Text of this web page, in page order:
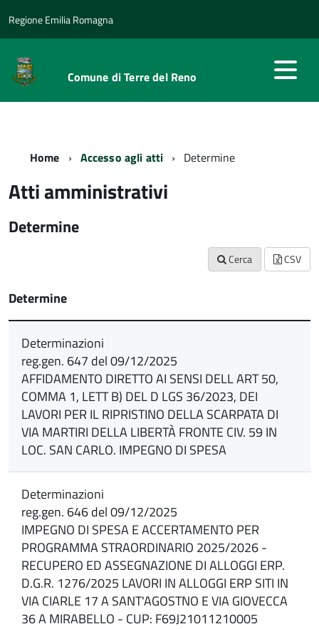
Regione Emilia Romagna
Comune di Terre del Reno
Home Accesso agli atti Determine
Atti amministrativi
Determine
Cerca CSV
Determine
Determinazioni
reg.gen. 647 del 09/12/2025
AFFIDAMENTO DIRETTO AI SENSI DELL ART 50,
COMMA 1, LETT B) DEL D LGS 36/2023, DEI
LAVORI PER IL RIPRISTINO DELLA SCARPATA DI
VIA MARTIRI DELLA LIBERTÀ FRONTE CIV. 59 IN
LOC. SAN CARLO. IMPEGNO DI SPESA
Determinazioni
reg.gen. 646 del 09/12/2025
IMPEGNO DI SPESA E ACCERTAMENTO PER
PROGRAMMA STRAORDINARIO 2025/2026 -
RECUPERO ED ASSEGNAZIONE DI ALLOGGI ERP.
D.G.R. 1276/2025 LAVORI IN ALLOGGI ERP SITI IN
VIA CIARLE 17 A SANT'AGOSTNO E VIA GIOVECCA
36 A MIRABELLO - CUP: F69J21011210005